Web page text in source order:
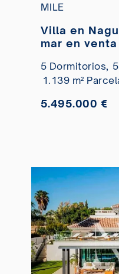
MILE
Villa en
mar en venta
5 Dormitorios,
1.139 m²
5.495.000 €